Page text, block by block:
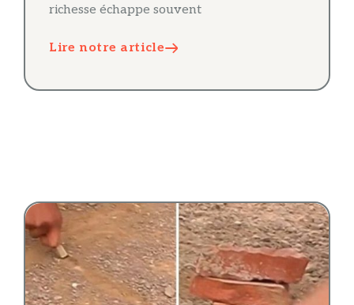
richesse échappe souvent
Lire notre article